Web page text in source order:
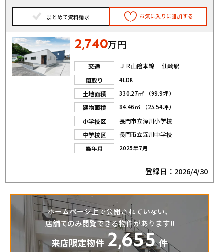
まとめて資料請求 お気に入りに追加する
2,740万円
交通
ＪＲ山陰本線 仙崎駅
間取り
4LDK
土地面積
330.27㎡ （99.9坪）
建物面積
84.46㎡ （25.54坪）
小学校区
長門市立深川小学校
中学校区
長門市立深川中学校
築年月
2025年7月
登録日：2026/4/30
ホームページ上で公開されていない、
店舗でのみ閲覧できる物件があります!!
来店限定物件 2,655 件